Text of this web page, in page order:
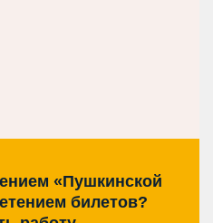
«Пушкинской
билетов?